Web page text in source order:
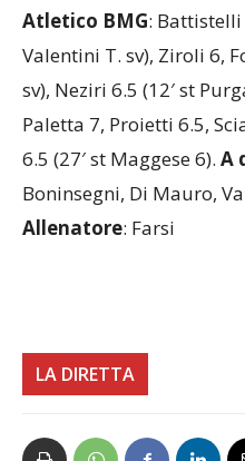
Valentini T. sv), Ziroli 6,
sv), Neziri 6.5 (12′ st
Paletta 7, Proietti 6.5,
6.5 (27′ st Maggese 6).A
Boninsegni, Di Mauro,
Allenatore : Farsi